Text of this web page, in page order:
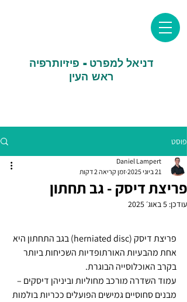
דניאל למפרט - פיזיותרפיה
ראש העין
פוסט
פריצת דיסק - גב תחתון
Daniel Lampert
21 ביוני 2025
זמן קריאה 2 דקות
עודכן: 5 באוג׳ 2025
פריצת דיסק (herniated disc) בגב התחתון היא
אחת מהבעיות האורתופדיות השכיחות ביותר
בקרב האוכלוסייה הבוגרת.
עמוד השדרה מורכב מחוליות וביניהן דיסקים –
מבנים סחוסיים גמישים הפועלים ככריות בולמות